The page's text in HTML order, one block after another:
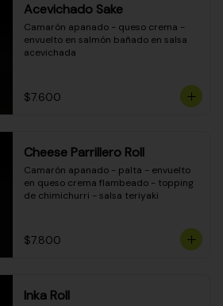
Acevichado Sake
Camarón apanado - queso crema -
envuelto en salmón bañado en salsa
acevichada
$7.600
Cheese Parrillero Roll
Camarón apanado - palta - envuelto
en queso crema flambeado - topping
de chimichurri - salsa teriyaki
$7.800
Inka Roll